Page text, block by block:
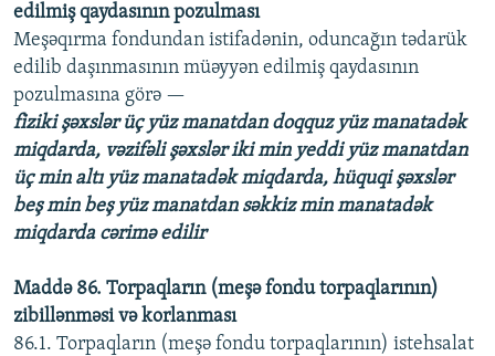
edilmiş qaydasının pozulması
Meşəqırma fondundan istifadənin, oduncağın tədarük
edilib daşınmasının müəyyən edilmiş qaydasının
pozulmasına görə —
fiziki şəxslər üç yüz manatdan doqquz yüz manatadək
miqdarda, vəzifəli şəxslər iki min yeddi yüz manatdan
üç min altı yüz manatadək miqdarda, hüquqi şəxslər
beş min beş yüz manatdan səkkiz min manatadək
miqdarda cərimə edilir
Maddə 86. Torpaqların (meşə fondu torpaqlarının)
zibillənməsi və korlanması
86.1. Torpaqların (meşə fondu torpaqlarının) istehsalat